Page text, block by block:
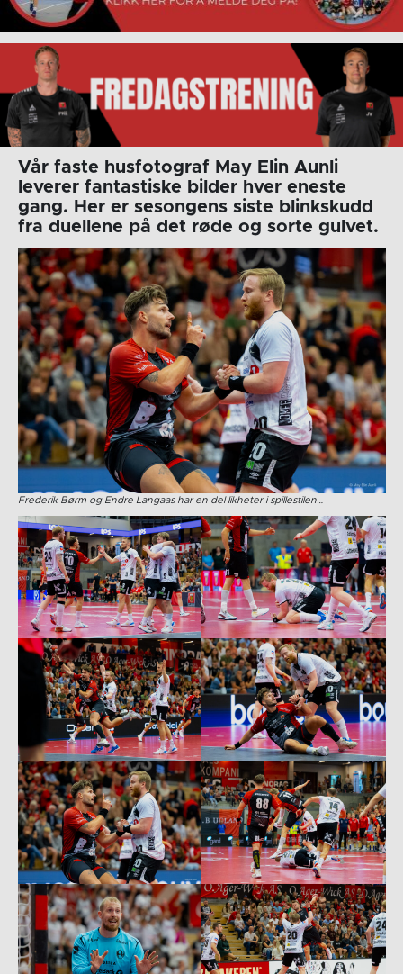
Vår faste husfotograf May Elin Aunli
leverer fantastiske bilder hver eneste
gang. Her er sesongens siste blinkskudd
fra duellene på det røde og sorte gulvet.
Frederik Børm og Endre Langaas har en del likheter i spillestilen…